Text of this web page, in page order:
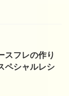
スフレの作り
ペシャルレシ